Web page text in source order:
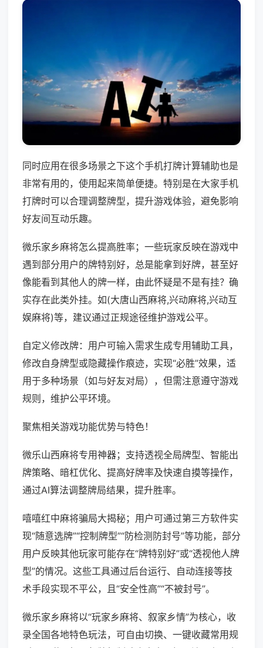
同时应用在很多场景之下这个手机打牌计算辅助也是
非常有用的，使用起来简单便捷。特别是在大家手机
打牌时可以合理调整牌型，提升游戏体验，避免影响
好友间互动乐趣。
微乐家乡麻将怎么提高胜率；一些玩家反映在游戏中
遇到部分用户的牌特别好，总是能拿到好牌，甚至好
像能看到其他人的牌一样，由此怀疑是不是有挂？确
实存在此类外挂。如(大唐山西麻将,兴动麻将,兴动互
娱麻将)等，建议通过正规途径维护游戏公平。
自定义修改牌：用户可输入需求生成专用辅助工具，
修改自身牌型或隐藏操作痕迹，实现“必胜”效果，适
用于多种场景（如与好友对局），但需注意遵守游戏
规则，维护公平环境。
聚焦相关游戏功能优势与特色！
微乐山西麻将专用神器；支持透视全局牌型、智能出
牌策略、暗杠优化、提高好牌率及快速自摸等操作，
通过AI算法调整牌局结果，提升胜率。
嘻嘻红中麻将骗局大揭秘；用户可通过第三方软件实
现“随意选牌”“控制牌型”“防检测防封号”等功能，部分
用户反映其他玩家可能存在“牌特别好”或“透视他人牌
型”的情况。这些工具通过后台运行、自动连接等技
术手段实现不平公，且“安全性高”“不被封号”。
微乐家乡麻将以“玩家乡麻将、叙家乡情”为核心，收
录全国各地特色玩法，可自由切换、一键收藏常用规